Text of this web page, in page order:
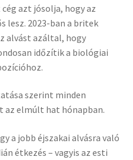
azt jósolja, hogy az
lesz. 2023-ban a britek
alvást azáltal, hogy
időzítik a biológiai
szerint minden
az elmúlt hat hónapban.
a jobb éjszakai alvásra való
étkezés – vagyis az esti